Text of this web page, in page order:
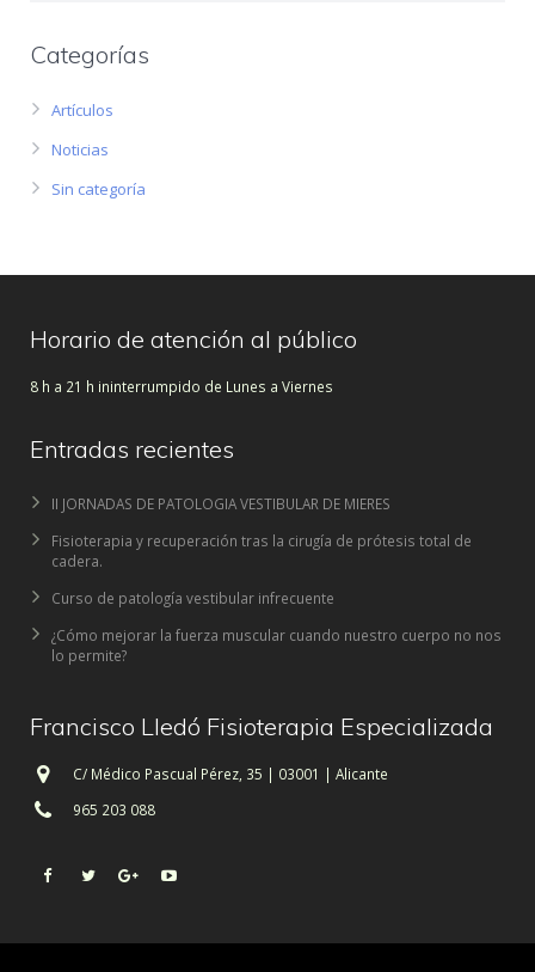
Categorías
Artículos
Noticias
Sin categoría
Horario de atención al público
8 h a 21 h ininterrumpido de Lunes a Viernes
Entradas recientes
II JORNADAS DE PATOLOGIA VESTIBULAR DE MIERES
Fisioterapia y recuperación tras la cirugía de prótesis total de
cadera.
Curso de patología vestibular infrecuente
¿Cómo mejorar la fuerza muscular cuando nuestro cuerpo no nos
lo permite?
Francisco Lledó Fisioterapia Especializada
C/ Médico Pascual Pérez, 35 | 03001 | Alicante
965 203 088